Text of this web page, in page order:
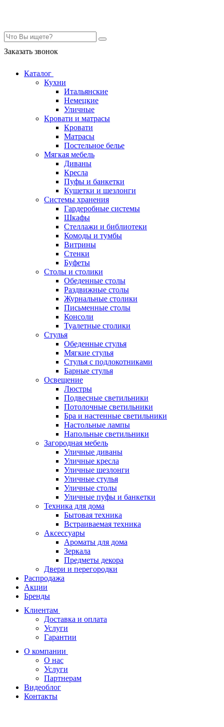
Заказать звонок
Каталог
Кухни
Итальянские
Немецкие
Уличные
Кровати и матрасы
Кровати
Матрасы
Постельное белье
Мягкая мебель
Диваны
Кресла
Пуфы и банкетки
Кушетки и шезлонги
Системы хранения
Гардеробные системы
Шкафы
Стеллажи и библиотеки
Комоды и тумбы
Витрины
Стенки
Буфеты
Столы и столики
Обеденные столы
Раздвижные столы
Журнальные столики
Письменные столы
Консоли
Туалетные столики
Стулья
Обеденные стулья
Мягкие стулья
Стулья с подлокотниками
Барные стулья
Освещение
Люстры
Подвесные светильники
Потолочные светильники
Бра и настенные светильники
Настольные лампы
Напольные светильники
Загородная мебель
Уличные диваны
Уличные кресла
Уличные шезлонги
Уличные стулья
Уличные столы
Уличные пуфы и банкетки
Техника для дома
Бытовая техника
Встраиваемая техника
Аксессуары
Ароматы для дома
Зеркала
Предметы декора
Двери и перегородки
Распродажа
Акции
Бренды
Клиентам
Доставка и оплата
Услуги
Гарантии
О компании
О нас
Услуги
Партнерам
Видеоблог
Контакты